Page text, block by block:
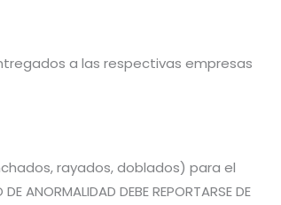
a las respectivas empresas
rayados, doblados) para el
DEBE REPORTARSE DE